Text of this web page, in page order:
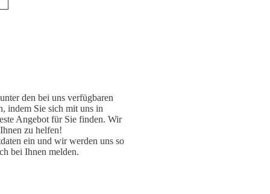
den bei uns verfügbaren
indem Sie sich mit uns in
Angebot für Sie finden. Wir
zu helfen!
ein und wir werden uns so
bei Ihnen melden.